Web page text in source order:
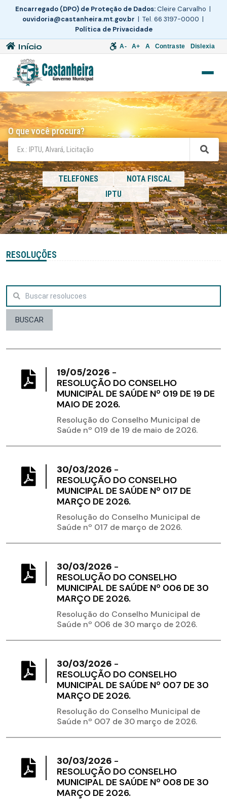
Encarregado (DPO) de Proteção de Dados:Cleire Carvalho |
ouvidoria@castanheira.mt.gov.br | Tel. 66 3197-0000 |
Política de Privacidade
Início A- A+ A Contraste Dislexia
O que você procura?
TELEFONES
NOTA FISCAL
IPTU
RESOLUÇÕES
BUSCAR
19/05/2026 -
RESOLUÇÃO DO CONSELHO
MUNICIPAL DE SAÚDE Nº 019 DE 19 DE
MAIO DE 2026.
Resolução do Conselho Municipal de
Saúde nº 019 de 19 de maio de 2026.
30/03/2026 -
RESOLUÇÃO DO CONSELHO
MUNICIPAL DE SAÚDE Nº 017 DE
MARÇO DE 2026.
Resolução do Conselho Municipal de
Saúde nº 017 de março de 2026.
30/03/2026 -
RESOLUÇÃO DO CONSELHO
MUNICIPAL DE SAÚDE Nº 006 DE 30
MARÇO DE 2026.
Resolução do Conselho Municipal de
Saúde nº 006 de 30 março de 2026.
30/03/2026 -
RESOLUÇÃO DO CONSELHO
MUNICIPAL DE SAÚDE Nº 007 DE 30
MARÇO DE 2026.
Resolução do Conselho Municipal de
Saúde nº 007 de 30 março de 2026.
30/03/2026 -
RESOLUÇÃO DO CONSELHO
MUNICIPAL DE SAÚDE Nº 008 DE 30
MARÇO DE 2026.